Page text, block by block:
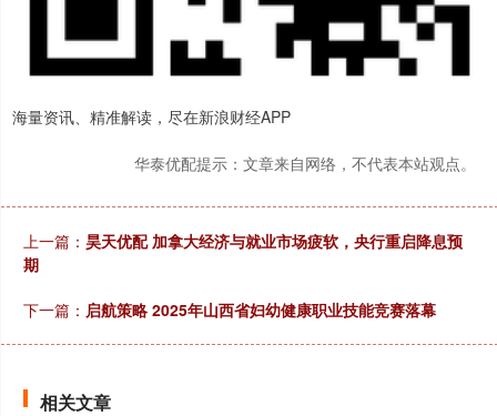
海量资讯、精准解读，尽在新浪财经APP
华泰优配提示：文章来自网络，不代表本站观点。
上一篇： 昊天优配 加拿大经济与就业市场疲软，央行重启降息预
期
下一篇： 启航策略 2025年山西省妇幼健康职业技能竞赛落幕
相关文章